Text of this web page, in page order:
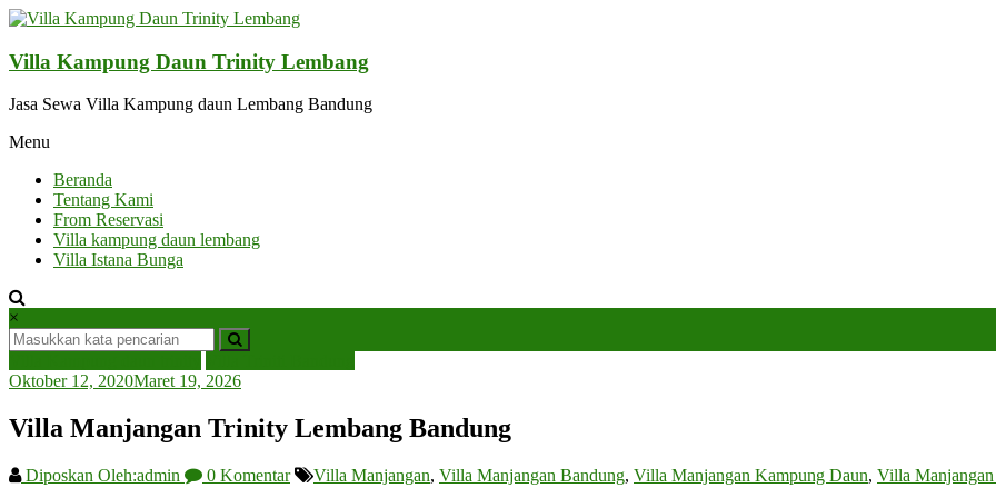
Lompat
konten
Villa Kampung Daun Trinity Lembang
Jasa Sewa Villa Kampung daun Lembang Bandung
Menu
Beranda
Tentang Kami
From Reservasi
Villa kampung daun lembang
Villa Istana Bunga
×
Oktober 12, 2020Maret 19, 2026
Villa Manjangan Trinity Lembang Bandung
Diposkan Oleh:admin 0 Komentar Villa Manjangan, Villa Manjangan Bandung, Villa Manjangan Kampung Daun, Villa